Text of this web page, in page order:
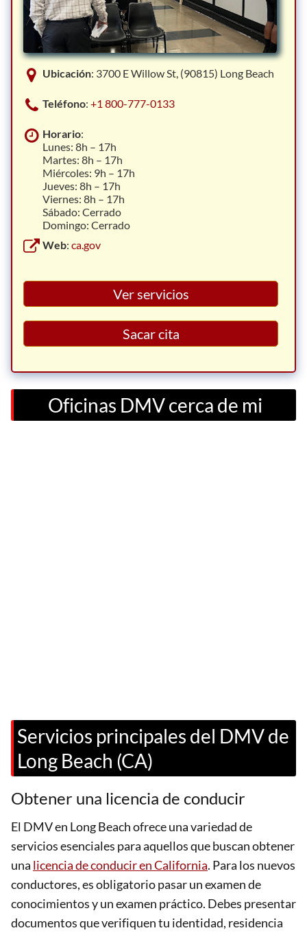
Ubicación: 3700 E Willow St, (90815) Long Beach
Teléfono: +1 800-777-0133
Horario:
Lunes: 8h – 17h
Martes: 8h – 17h
Miércoles: 9h – 17h
Jueves: 8h – 17h
Viernes: 8h – 17h
Sábado: Cerrado
Domingo: Cerrado
Web: ca.gov
Ver servicios
Sacar cita
Oficinas DMV cerca de mi
Servicios principales del DMV de
Long Beach (CA)
Obtener una licencia de conducir
El DMV en Long Beach ofrece una variedad de
servicios esenciales para aquellos que buscan obtener
una licencia de conducir en California. Para los nuevos
conductores, es obligatorio pasar un examen de
conocimientos y un examen práctico. Debes presentar
documentos que verifiquen tu identidad, residencia